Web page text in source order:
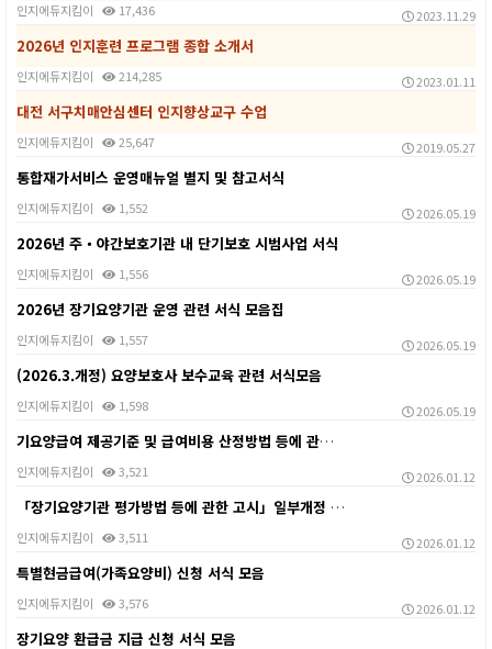
인지에듀지킴이 17,436 2023.11.29
2026년 인지훈련 프로그램 종합 소개서
인지에듀지킴이 214,285 2023.01.11
대전 서구치매안심센터 인지향상교구 수업
인지에듀지킴이 25,647 2019.05.27
통합재가서비스 운영매뉴얼 별지 및 참고서식
인지에듀지킴이 1,552 2026.05.19
2026년 주・야간보호기관 내 단기보호 시범사업 서식
인지에듀지킴이 1,556 2026.05.19
2026년 장기요양기관 운영 관련 서식 모음집
인지에듀지킴이 1,557 2026.05.19
(2026.3.개정) 요양보호사 보수교육 관련 서식모음
인지에듀지킴이 1,598 2026.05.19
기요양급여 제공기준 및 급여비용 산정방법 등에 관한 고…
인지에듀지킴이 3,521 2026.01.12
「장기요양기관 평가방법 등에 관한 고시」일부개정 안내
인지에듀지킴이 3,511 2026.01.12
특별현금급여(가족요양비) 신청 서식 모음
인지에듀지킴이 3,576 2026.01.12
장기요양 환급금 지급 신청 서식 모음